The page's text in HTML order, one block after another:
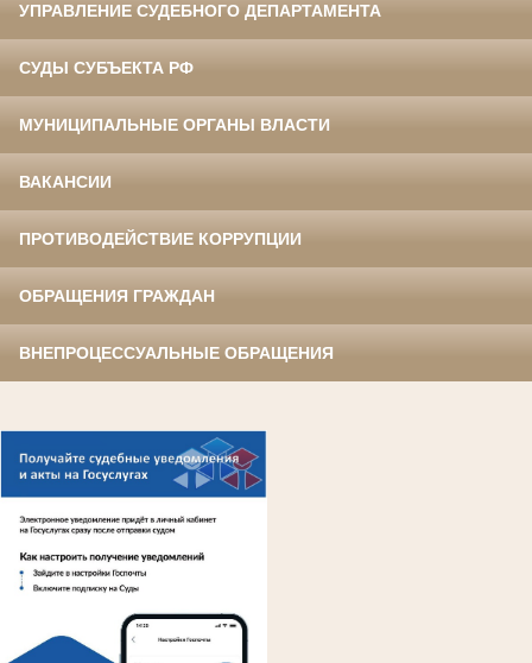
УПРАВЛЕНИЕ СУДЕБНОГО ДЕПАРТАМЕНТА
СУДЫ СУБЪЕКТА РФ
МУНИЦИПАЛЬНЫЕ ОРГАНЫ ВЛАСТИ
ВАКАНСИИ
ПРОТИВОДЕЙСТВИЕ КОРРУПЦИИ
ОБРАЩЕНИЯ ГРАЖДАН
ВНЕПРОЦЕССУАЛЬНЫЕ ОБРАЩЕНИЯ